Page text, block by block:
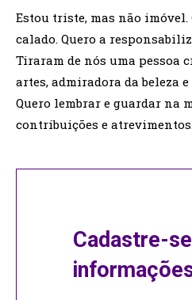
Estou triste, mas não imóvel.
calado. Quero a
Tiraram de nós uma pessoa
artes, admiradora da beleza
Quero lembrar e guardar na
contribuições e atrevimentos.
Cadastre-